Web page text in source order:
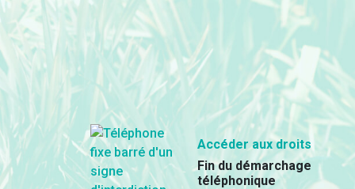
Accéder aux droits
Fin du démarchage
téléphonique